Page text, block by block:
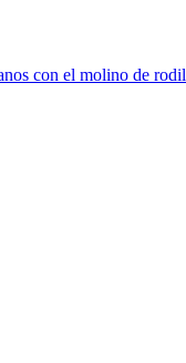
con el molino de